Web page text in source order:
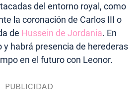
del entorno royal, como
la coronación de Carlos III o
de Hussein de Jordania. En
y habrá presencia de herederas
en el futuro con Leonor.